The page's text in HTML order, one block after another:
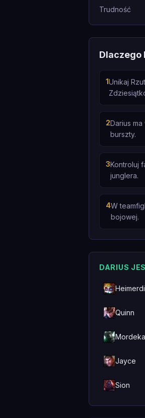
Trudność
Dlaczego
1Unikaj
2Darius
burszty.
3Kontroluj
junglera.
4W
bojowej.
DARIUS
Quinn
Jayce
Sion